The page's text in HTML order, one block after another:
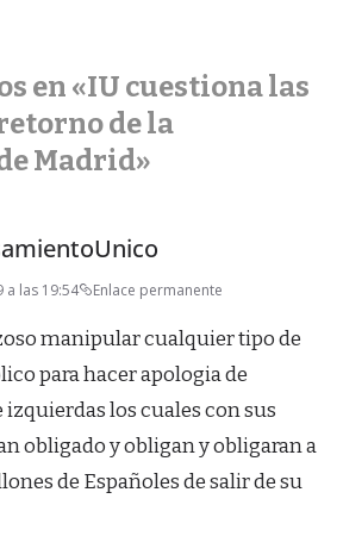
en «IU cuestiona las
de la
Madrid»
a las 19:54 Enlace permanente
manipular cualquier tipo de
para hacer apologia de
izquierdas los cuales con sus
obligado y obligan y obligaran a
de Españoles de salir de su